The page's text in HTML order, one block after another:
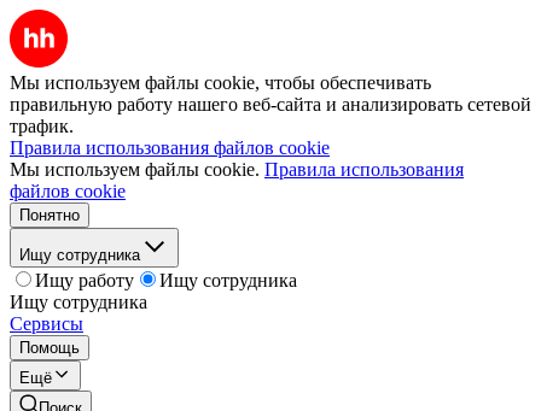
Мы используем файлы cookie, чтобы обеспечивать
правильную работу нашего веб-сайта и анализировать сетевой
трафик.
Правила использования файлов cookie
Мы используем файлы cookie. Правила использования
файлов cookie
Понятно
Ищу сотрудника
Ищу работу
Ищу сотрудника
Ищу сотрудника
Сервисы
Помощь
Ещё